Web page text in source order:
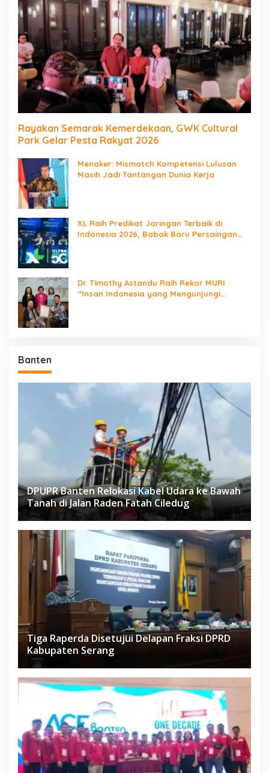
Rayakan Semarak Kemerdekaan, GWK Cultural
Park Gelar Pesta Rakyat 2026
Menaker: Mismatch Kompetensi Lulusan
Masih Jadi Tantangan Dunia Kerja
XL Raih Predikat Jaringan Terbaik di
Indonesia 2026, Babak Baru Persaingan
Dr. Timothy Astandu Raih Rekor MURI
“Insan Indonesia yang Mengunjungi
Banten
DPUPR Banten Relokasi Kabel Udara ke Bawah
Tanah di Jalan Raden Fatah Ciledug
Tiga Raperda Disetujui Delapan Fraksi DPRD
Kabupaten Serang